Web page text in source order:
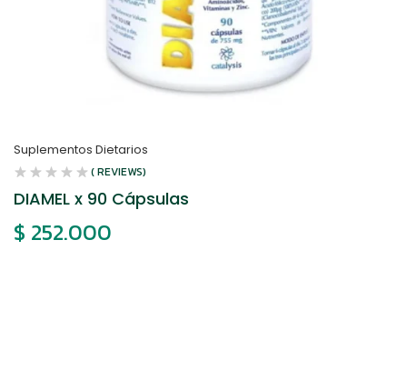
Suplementos Dietarios
( REVIEWS)
DIAMEL x 90 Cápsulas
$ 252.000